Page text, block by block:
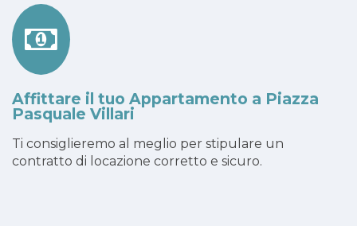
Affittare il tuo Appartamento a Piazza
Pasquale Villari
Ti consiglieremo al meglio per stipulare un
contratto di locazione corretto e sicuro.